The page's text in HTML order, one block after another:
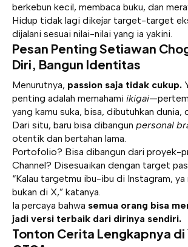
berkebun kecil, membaca buku, dan
Hidup tidak lagi dikejar target-target
dijalani sesuai nilai-nilai yang ia yakini.
Pesan Penting Setiawan
Diri, Bangun Identitas
Menurutnya, passion saja tidak cukup.
penting adalah memahami ikigai
yang kamu suka, bisa, dibutuhkan dunia,
Dari situ, baru bisa dibangun personal
otentik dan bertahan lama.
Portofolio? Bisa dibangun dari proyek-
Channel? Disesuaikan dengan target
“Kalau targetmu ibu-ibu di Instagram, ya
bukan di X,” katanya.
Ia percaya bahwa semua orang bisa
jadi versi terbaik dari dirinya sendiri.
Tonton Cerita Lengkapnya di